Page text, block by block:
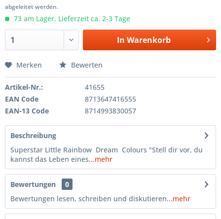
abgeleitet werden.
73 am Lager, Lieferzeit ca. 2-3 Tage
In Warenkorb
Merken Bewerten
Artikel-Nr.:
41655
EAN Code
8713647416555
EAN-13 Code
8714993830057
Beschreibung
Superstar Little Rainbow Dream Colours "Stell dir vor, du
kannst das Leben eines...mehr
Bewertungen
0
Bewertungen lesen, schreiben und diskutieren...mehr